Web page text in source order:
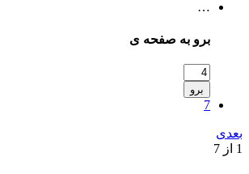
…
برو به صفحه ی
برو
بعدی